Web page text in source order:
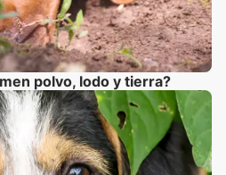
polvo, lodo y tierra?